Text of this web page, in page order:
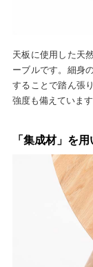
天板に使用した天
ーブルです。細身
することで踏ん張
強度も備えていま
「集成材」を